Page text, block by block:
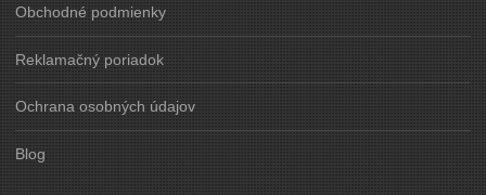
Obchodné podmienky
Reklamačný poriadok
Ochrana osobných údajov
Blog